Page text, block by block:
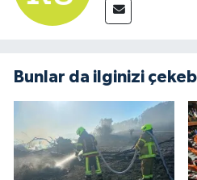
Bunlar da ilginizi